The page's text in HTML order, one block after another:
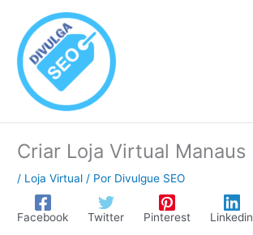
conteúdo
Criar Loja Virtual Manaus
/ Loja Virtual / Por Divulgue SEO
Facebook Twitter Pinterest Linkedin